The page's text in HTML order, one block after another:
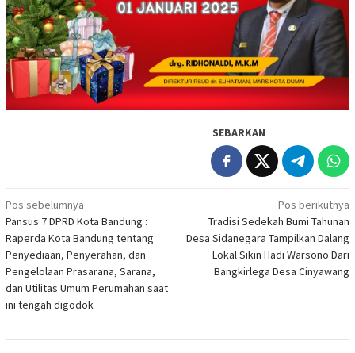
SEBARKAN
Navigasi
pos
Pos sebelumnya
Pansus 7 DPRD Kota Bandung :
Raperda Kota Bandung tentang
Penyediaan, Penyerahan, dan
Pengelolaan Prasarana, Sarana,
dan Utilitas Umum Perumahan saat
ini tengah digodok
Pos berikutnya
Tradisi Sedekah Bumi Tahunan
Desa Sidanegara Tampilkan Dalang
Lokal Sikin Hadi Warsono Dari
Bangkirlega Desa Cinyawang